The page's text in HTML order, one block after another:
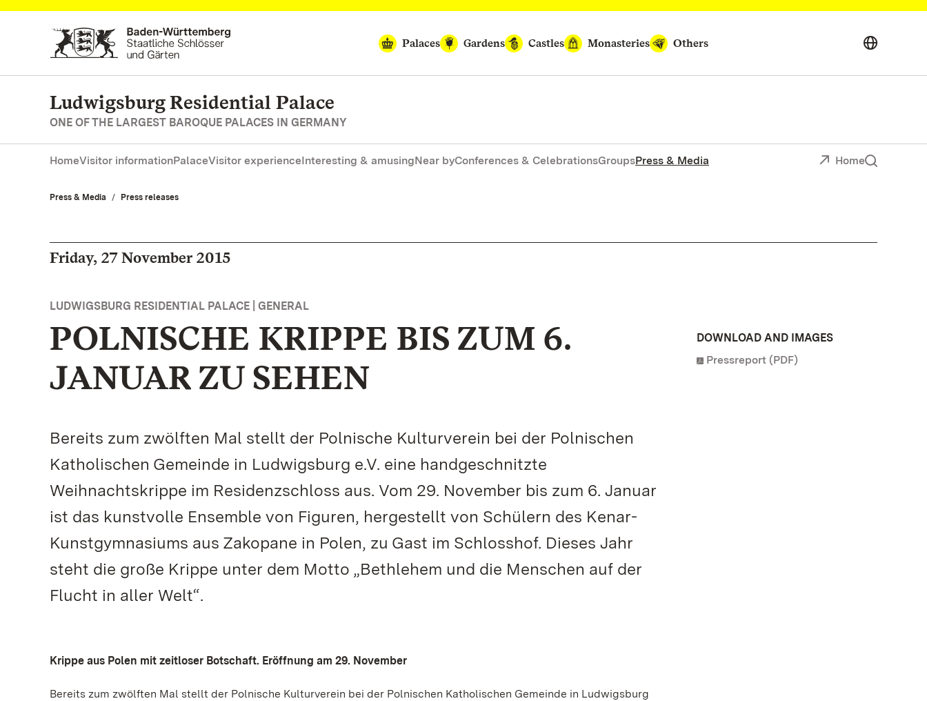
Navigate to main page
Palaces
Gardens Castles Monasteries Others
Ludwigsburg Residential Palace
ONE OF THE LARGEST BAROQUE PALACES IN GERMANY
HomeVisitor informationPalaceVisitor experienceInteresting & amusingNear byConferences & CelebrationsGroupsPress & Media Home
Press & Media Press releases
Friday, 27 November 2015
LUDWIGSBURG RESIDENTIAL PALACE | GENERAL
POLNISCHE KRIPPE BIS ZUM 6.
JANUAR ZU SEHEN
Bereits zum zwölften Mal stellt der Polnische Kulturverein bei der Polnischen
Katholischen Gemeinde in Ludwigsburg e.V. eine handgeschnitzte
Weihnachtskrippe im Residenzschloss aus. Vom 29. November bis zum 6. Januar
ist das kunstvolle Ensemble von Figuren, hergestellt von Schülern des Kenar-
Kunstgymnasiums aus Zakopane in Polen, zu Gast im Schlosshof. Dieses Jahr
steht die große Krippe unter dem Motto „Bethlehem und die Menschen auf der
Flucht in aller Welt“.
Krippe aus Polen mit zeitloser Botschaft. Eröffnung am 29. November
Bereits zum zwölften Mal stellt der Polnische Kulturverein bei der Polnischen Katholischen Gemeinde in Ludwigsburg
DOWNLOAD AND IMAGES
Pressreport (PDF)